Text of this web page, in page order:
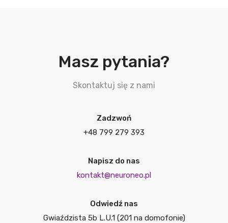
Masz pytania?
Skontaktuj się z nami
Zadzwoń
+48 799 279 393
Napisz do nas
kontakt@neuroneo.pl
Odwiedź nas
Gwiaździsta 5b L.U.1 (201 na domofonie)